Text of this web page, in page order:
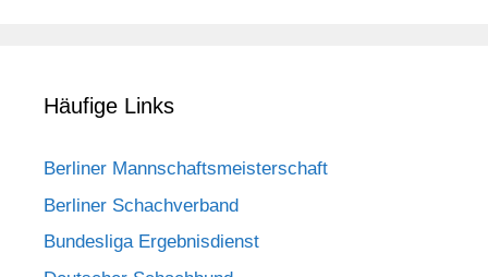
Häufige Links
Berliner Mannschaftsmeisterschaft
Berliner Schachverband
Bundesliga Ergebnisdienst